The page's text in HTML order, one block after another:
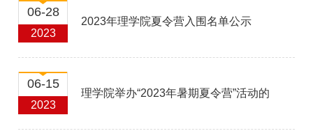
06-28
2023
2023年理学院夏令营入围名单公示
06-15
2023
理学院举办“2023年暑期夏令营”活动的